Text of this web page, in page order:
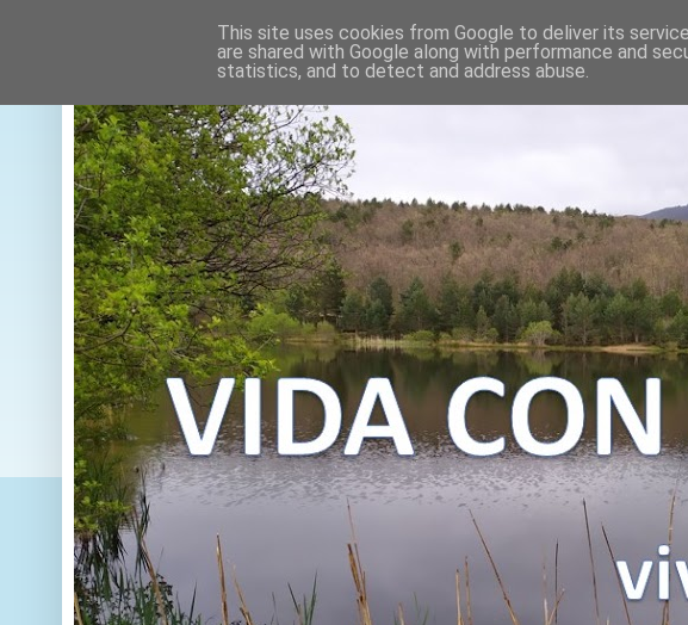
This site uses cookies from Google to deliver its
are shared with Google along with performance and
statistics, and to detect and address abuse.